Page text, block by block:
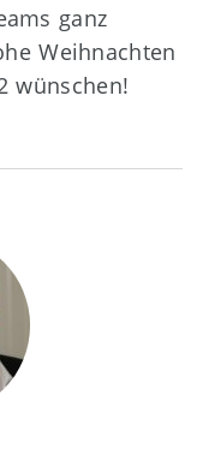
ganz
Weihnachten
wünschen!